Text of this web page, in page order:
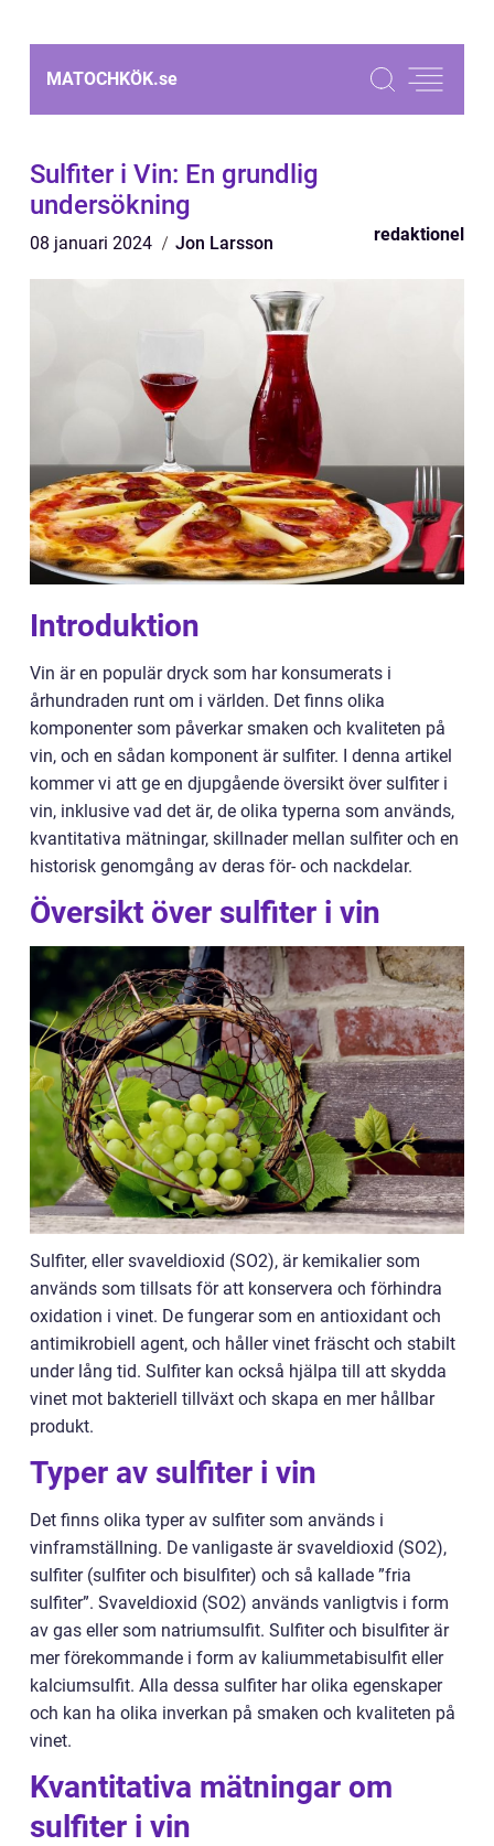
MATOCHKÖK.se
Sulfiter i Vin: En grundlig
undersökning
08 januari 2024 Jon Larsson redaktionel
Introduktion
Vin är en populär dryck som har konsumerats i
århundraden runt om i världen. Det finns olika
komponenter som påverkar smaken och kvaliteten på
vin, och en sådan komponent är sulfiter. I denna artikel
kommer vi att ge en djupgående översikt över sulfiter i
vin, inklusive vad det är, de olika typerna som används,
kvantitativa mätningar, skillnader mellan sulfiter och en
historisk genomgång av deras för- och nackdelar.
Översikt över sulfiter i vin
Sulfiter, eller svaveldioxid (SO2), är kemikalier som
används som tillsats för att konservera och förhindra
oxidation i vinet. De fungerar som en antioxidant och
antimikrobiell agent, och håller vinet fräscht och stabilt
under lång tid. Sulfiter kan också hjälpa till att skydda
vinet mot bakteriell tillväxt och skapa en mer hållbar
produkt.
Typer av sulfiter i vin
Det finns olika typer av sulfiter som används i
vinframställning. De vanligaste är svaveldioxid (SO2),
sulfiter (sulfiter och bisulfiter) och så kallade ”fria
sulfiter”. Svaveldioxid (SO2) används vanligtvis i form
av gas eller som natriumsulfit. Sulfiter och bisulfiter är
mer förekommande i form av kaliummetabisulfit eller
kalciumsulfit. Alla dessa sulfiter har olika egenskaper
och kan ha olika inverkan på smaken och kvaliteten på
vinet.
Kvantitativa mätningar om
sulfiter i vin